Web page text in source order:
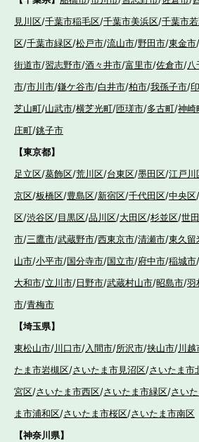
見川区/千葉市稲毛区/千葉市美浜区/千葉市
区/千葉市緑区/松戸市/流山市/野田市/東金市/
街道市/習志野市/酒々井市/富里市/佐倉市/八
市/市川市/鎌ケ谷市/白井市/柏市/我孫子市/
芝山町/山武市/横芝光町/匝瑳市/多古町/神崎
庄町/銚子市
【東京都】
足立区/葛飾区/荒川区/台東区/墨田区/江戸川
京区/板橋区/豊島区/新宿区/千代田区/中央区/
区/渋谷区/目黒区/品川区/大田区/杉並区/世
市/三鷹市/武蔵野市/西東京市/清瀬市/東久留
山市/小平市/国分寺市/国立市/府中市/稲城市/
大和市/立川市/日野市/武蔵村山市/昭島市/羽
市/青梅市
【埼玉県】
東松山市/川口市/入間市/所沢市/挟山市/川越
たま市岩槻区/さいたま市見沼区/さいたま市
宮区/さいたま市西区/さいたま市緑区/さい
ま市浦和区/さいたま市桜区/さいたま市南区
【神奈川県】